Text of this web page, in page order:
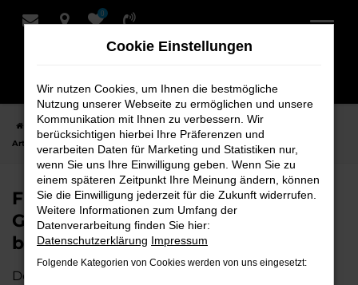
Zum
0
Startseite Nordenham VW VW Arteon
Finden Sie Ihren VW
Arteon Gebrauchtwagen für Nordenham bei Schmidt + Koch
Finden Sie Ihren VW Arteon
Gebrauchtwagen für Nordenham
bei Schmidt + Koch
Der VW Arteon ist die perfekte Wahl für alle in
Cookie Einstellungen
Wir nutzen Cookies, um Ihnen die bestmögliche
Nutzung unserer Webseite zu ermöglichen und unsere
Kommunikation mit Ihnen zu verbessern. Wir
berücksichtigen hierbei Ihre Präferenzen und
verarbeiten Daten für Marketing und Statistiken nur,
wenn Sie uns Ihre Einwilligung geben. Wenn Sie zu
einem späteren Zeitpunkt Ihre Meinung ändern, können
Sie die Einwilligung jederzeit für die Zukunft widerrufen.
Weitere Informationen zum Umfang der
Datenverarbeitung finden Sie hier:
Datenschutzerklärung Impressum
Folgende Kategorien von Cookies werden von uns eingesetzt: